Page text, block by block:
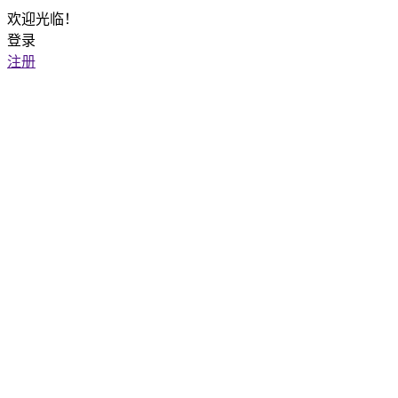
欢迎光临！
登录
注册